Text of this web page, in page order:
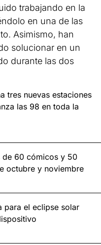
trabajando en la
en una de las
Asimismo, han
solucionar en un
durante las dos
tres nuevas estaciones
las 98 en toda la
de 60 cómicos y 50
octubre y noviembre
para el eclipse solar